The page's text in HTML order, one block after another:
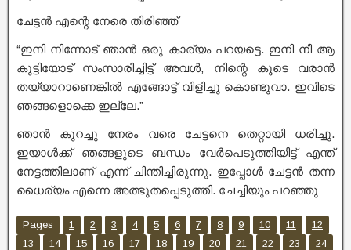
ചേട്ടൻ എന്റെ നേരെ തിരിഞ്ഞ്
“ഇനി നിന്നോട് ഞാൻ ഒരു കാര്യം പറയട്ടെ. ഇനി നീ ആ
കുട്ടിയോട് സംസാരിച്ചിട്ട് അവൾ, നിന്റെ കൂടെ വരാൻ
തയ്യാറാണെങ്കിൽ എങ്ങോട്ട് വിളിച്ചു കൊണ്ടുവാ. ഇവിടെ
ഞങ്ങളൊക്കെ ഇല്ലേ.”
ഞാൻ കുറച്ചു നേരം വരെ ചേട്ടനെ തെറ്റായി ധരിച്ചു.
ഇയാൾക്ക് ഞങ്ങളുടെ ബന്ധം വേർപെടുത്തിയിട്ട് എന്ത്
നേട്ടത്തിലാണ് എന്ന് ചിന്തിച്ചിരുന്നു. ഇപ്പോൾ ചേട്ടൻ തന്ന
ധൈര്യം എന്നെ അത്ഭുതപ്പെടുത്തി. ചേച്ചിയും പറഞ്ഞു
Pages 1 2 3 4 5 6 7 8 9 10 11
12
13
14 15 16 17 18 19 20 21 22 23
24